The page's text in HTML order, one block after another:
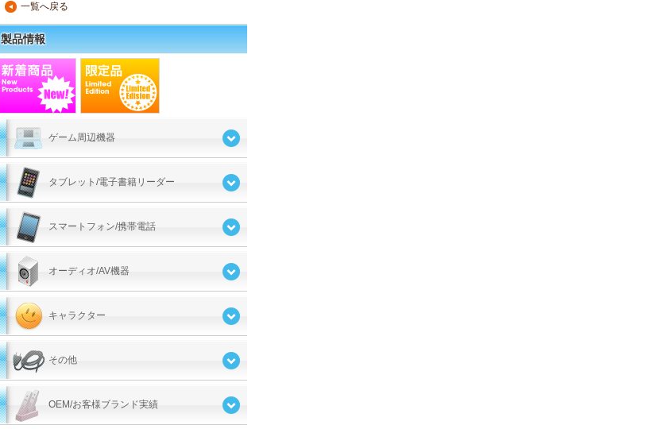
▲ 一覧へ戻る
製品情報
ゲーム周辺機器
タブレット/電子書籍リーダー
スマートフォン/携帯電話
オーディオ/AV機器
キャラクター
その他
OEM/お客様ブランド実績